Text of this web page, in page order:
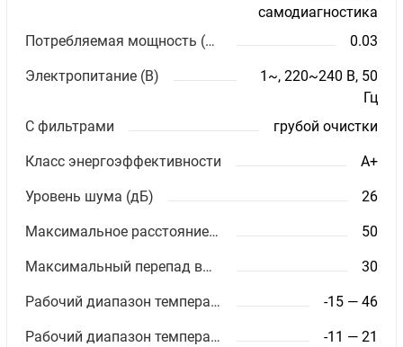
самодиагностика
Потребляемая мощность (кВт)
0.03
Электропитание (В)
1~, 220~240 В, 50
Гц
С фильтрами
грубой очистки
Класс энергоэффективности A+
Уровень шума (дБ) 26
Максимальное расстояние между блоками (м) 50
Максимальный перепад высот (м) 30
Рабочий диапазон температур (охлаждение) -15 — 46
Рабочий диапазон температур (обогрев) -11 — 21